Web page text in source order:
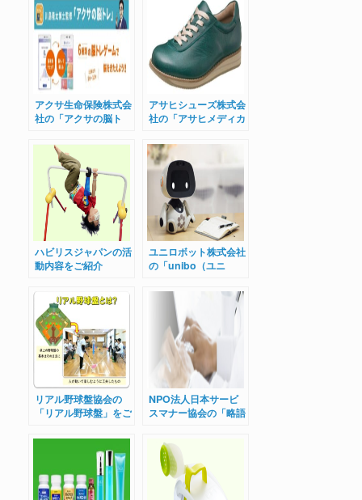
アクサ生命保険株式会
社の「アクサの脳ト
アサヒシューズ株式会
社の「アサヒメディカ
ハビリスジャパンの活
動内容をご紹介
ユニロボット株式会社
の「unibo（ユニ
リアル野球盤協会の
「リアル野球盤」をご
NPO法人日本サービ
スマナー協会の「略語